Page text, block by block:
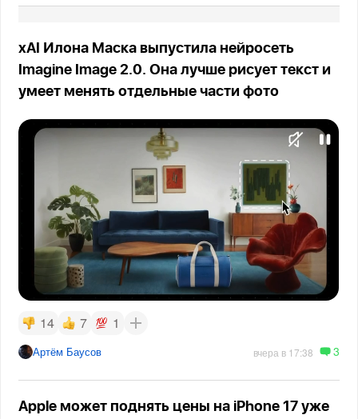
xAI Илона Маска выпустила нейросеть
Imagine Image 2.0. Она лучше рисует текст и
умеет менять отдельные части фото
14 7 1
Артём Баусов вчера в 17:38 3
Apple может поднять цены на iPhone 17 уже